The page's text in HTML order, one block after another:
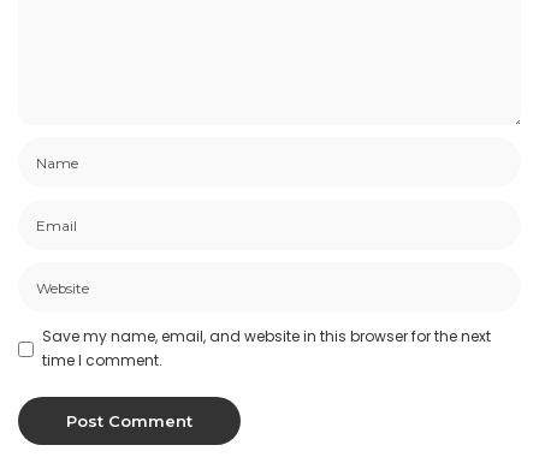
Save my name, email, and website in this browser for the next
time I comment.